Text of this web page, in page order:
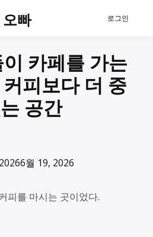
빠 로그인
카페를 가는
피보다 더 중
공간
6월 19, 2026
피를 마시는 곳이었다.